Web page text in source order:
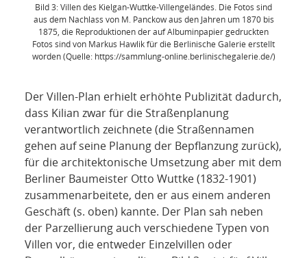
Bild 3: Villen des Kielgan-Wuttke-Villengeländes. Die Fotos sind
aus dem Nachlass von M. Panckow aus den Jahren um 1870 bis
1875, die Reproduktionen der auf Albuminpapier gedruckten
Fotos sind von Markus Hawlik für die Berlinische Galerie erstellt
worden (Quelle: https://sammlung-online.berlinischegalerie.de/)
Der Villen-Plan erhielt erhöhte Publizität dadurch,
dass Kilian zwar für die Straßenplanung
verantwortlich zeichnete (die Straßennamen
gehen auf seine Planung der Bepflanzung zurück),
für die architektonische Umsetzung aber mit dem
Berliner Baumeister Otto Wuttke (1832-1901)
zusammenarbeitete, den er aus einem anderen
Geschäft (s. oben) kannte. Der Plan sah neben
der Parzellierung auch verschiedene Typen von
Villen vor, die entweder Einzelvillen oder